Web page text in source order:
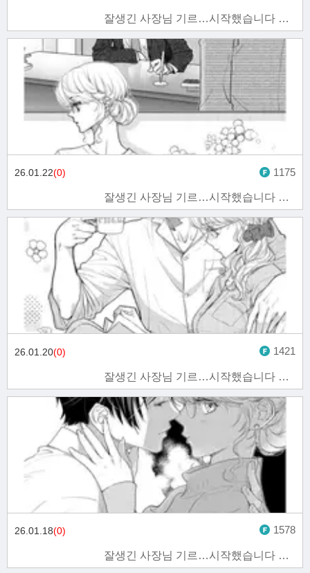
잘생긴 사장님 기르…시작했습니다 9화
잘생긴 사장님 기르…시작했습니다 8화
26.01.22(0) 1175
잘생긴 사장님 기르…시작했습니다 7화
26.01.20(0) 1421
잘생긴 사장님 기르…시작했습니다 6화
26.01.18(0) 1578